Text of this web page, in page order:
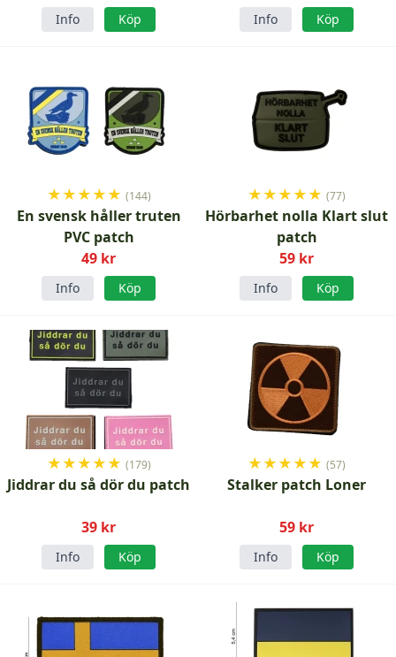
Info Köp Info Köp
★★★★★ (144)
En svensk håller truten
PVC patch
49 kr
Info Köp
★★★★★ (77)
Hörbarhet nolla Klart slut
patch
59 kr
Info Köp
★★★★★ (179)
Jiddrar du så dör du patch
39 kr
Info Köp
★★★★★ (57)
Stalker patch Loner
59 kr
Info Köp